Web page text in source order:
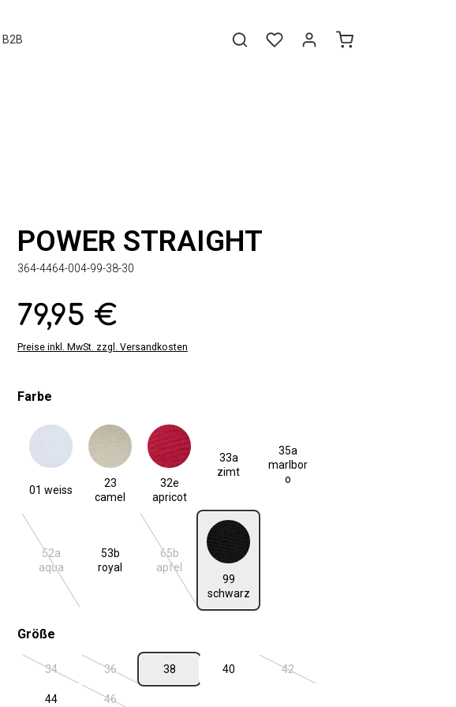
B2B
POWER STRAIGHT
364-4464-004-99-38-30
Regulärer Preis:
79,95 €
Preise inkl. MwSt. zzgl. Versandkosten
Farbe
01 weiss
01 weiss
23
camel
23 camel
32e
apricot
32e apricot
33a
zimt
35a
marlbor
o
52a
aqua(Diese Option ist zurzeit nicht verfügbar.)
53b
royal
65b
apfel(Diese Option ist zurzeit nicht verfügbar.)
99
schwarz
99 schwarz
Größe
34(Diese Option ist zurzeit nicht verfügbar.)
36(Diese Option ist zurzeit nicht verfügbar.)
38 40 42(Diese Option ist zurzeit nicht
44 46